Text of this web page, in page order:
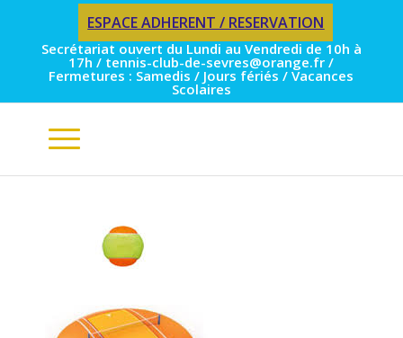
ESPACE ADHERENT / RESERVATION
Secrétariat ouvert du Lundi au Vendredi de 10h à
17h / tennis-club-de-sevres@orange.fr /
Fermetures : Samedis / Jours fériés / Vacances
Scolaires